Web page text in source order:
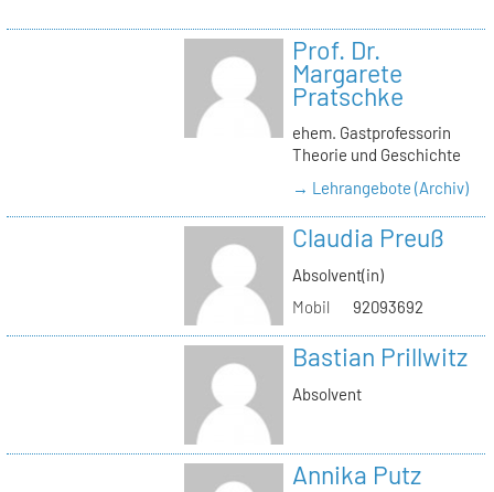
Prof. Dr.
Margarete
Pratschke
ehem. Gastprofessorin
Theorie und Geschichte
→ Lehrangebote (Archiv)
Claudia Preuß
Absolvent(in)
Mobil
92093692
Bastian Prillwitz
Absolvent
Annika Putz